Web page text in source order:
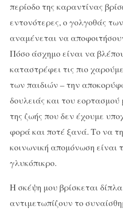
περίοδο της καραντίνας
εντονότερες, ο γολγοθάς
αναμένεται να
Πόσο άσχημο είναι να
καταστρέφει τις πιο
των παιδιών – την
δουλειάς και του εορτασμού
της ζωής που δεν έχουμε
φορά και ποτέ ξανά. Το να
κοινωνική απομόνωση είναι
γλυκόπικρο.
Η σκέψη μου βρίσκεται
αντιμετωπίζουν το